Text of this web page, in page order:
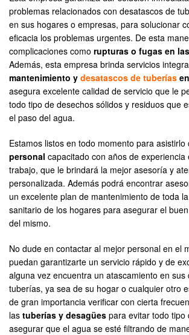
problemas relacionados con desatascos de
en sus hogares o empresas, para solucionar
eficacia los problemas urgentes. De esta
complicaciones como rupturas o fugas en
Además, esta empresa brinda servicios
mantenimiento y desatascos de tuberías
asegura excelente calidad de servicio que le
todo tipo de desechos sólidos y residuos que
el paso del agua.
Estamos listos en todo momento para asistirlo
personal capacitado con años de experiencia
trabajo, que le brindará la mejor asesoría y
personalizada. Además podrá encontrar
un excelente plan de mantenimiento de toda
sanitario de los hogares para asegurar el
del mismo.
No dude en contactar al mejor personal en el
puedan garantizarte un servicio rápido y de
alguna vez encuentra un atascamiento en sus
tuberías, ya sea de su hogar o cualquier otro
de gran importancia verificar con cierta
las tuberías y desagües para evitar todo tipo
asegurar que el agua se esté filtrando de